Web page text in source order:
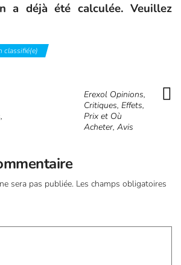
a déjà été calculée. Veuillez
classifié(e)
Erexol Opinions,
Critiques, Effets,
Prix et Où
Acheter, Avis
sera pas publiée. Les champs obligatoires